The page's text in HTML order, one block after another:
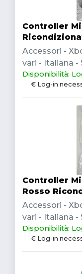
Controller
Accessori -
vari - Italiana -
Disponibilità:
€ Log-in
Controller
Rosso
Accessori -
vari - Italiana -
Disponibilità:
€ Log-in